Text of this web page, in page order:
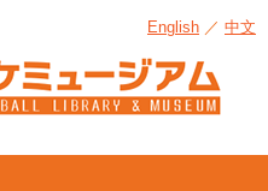
English ／ 中文